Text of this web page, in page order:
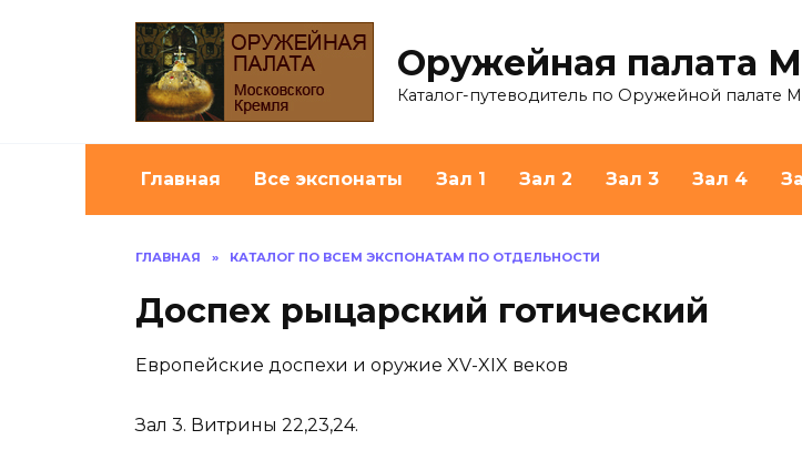
Оружейная палата
Каталог-путеводитель по Оружейной палате
Главная Все экспонаты Зал 1 Зал 2 Зал 3 Зал 4
ГЛАВНАЯ » КАТАЛОГ ПО ВСЕМ ЭКСПОНАТАМ ПО ОТДЕЛЬНОСТИ
Доспех рыцарский готический
Европейские доспехи и оружие XV-XIX веков
Зал 3. Витрины 22,23,24.